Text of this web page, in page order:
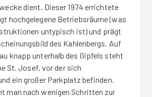
dient. Dieser 1974 errichtete
hochgelegene Betriebsräume (was
untypisch ist) und prägt
des Kahlenbergs. Auf
knapp unterhalb des Gipfels steht
St. Josef, vor der sich
ein großer Parkplatz befinden.
man nach wenigen Schritten zur